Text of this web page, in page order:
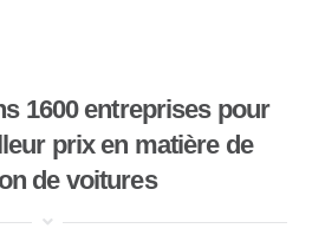
1600 entreprises pour
prix en matière de
de voitures